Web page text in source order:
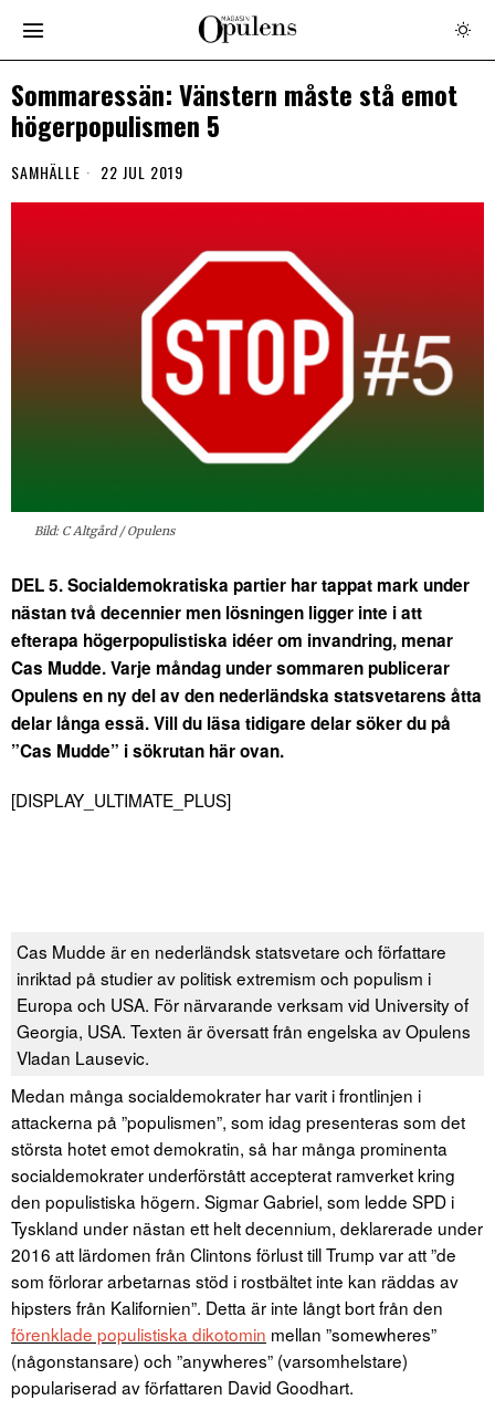
Sommaressän: Vänstern måste stå emot
högerpopulismen 5
SAMHÄLLE 22 JUL 2019
Bild: C Altgård / Opulens
DEL 5. Socialdemokratiska partier har tappat mark under
nästan två decennier men lösningen ligger inte i att
efterapa högerpopulistiska idéer om invandring, menar
Cas Mudde. Varje måndag under sommaren publicerar
Opulens en ny del av den nederländska statsvetarens åtta
delar långa essä.Vill du läsa tidigare delar söker du på
”Cas Mudde” i sökrutan här ovan.
[DISPLAY_ULTIMATE_PLUS]
Cas Mudde är en nederländsk statsvetare och författare
inriktad på studier av politisk extremism och populism i
Europa och USA. För närvarande verksam vid University of
Georgia, USA. Texten är översatt från engelska av Opulens
Vladan Lausevic.
Medan många socialdemokrater har varit i frontlinjen i
attackerna på ”populismen”, som idag presenteras som det
största hotet emot demokratin, så har många prominenta
socialdemokrater underförstått accepterat ramverket kring
den populistiska högern. Sigmar Gabriel, som ledde SPD i
Tyskland under nästan ett helt decennium, deklarerade under
2016 att lärdomen från Clintons förlust till Trump var att ”de
som förlorar arbetarnas stöd i rostbältet inte kan räddas av
hipsters från Kalifornien”. Detta är inte långt bort från den
förenklade populistiska dikotomin mellan ”somewheres”
(någonstansare) och ”anywheres” (varsomhelstare)
populariserad av författaren David Goodhart.